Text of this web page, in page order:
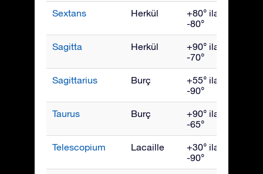
Sextans Herkül
+80° ila
-80°
Sagitta Herkül
+90° ila
-70°
Sagittarius Burç
+55° ila
-90°
Taurus Burç
+90° ila
-65°
Telescopium Lacaille
+30° ila
-90°